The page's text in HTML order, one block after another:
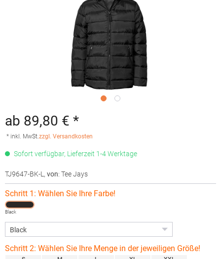
ab 89,80 € *
* inkl. MwSt.zzgl. Versandkosten
Sofort verfügbar, Lieferzeit 1-4 Werktage
TJ9647-BK-L , von: Tee Jays
Schritt 1: Wählen Sie Ihre Farbe!
Black
Schritt 2: Wählen Sie Ihre Menge in der jeweiligen Größe!